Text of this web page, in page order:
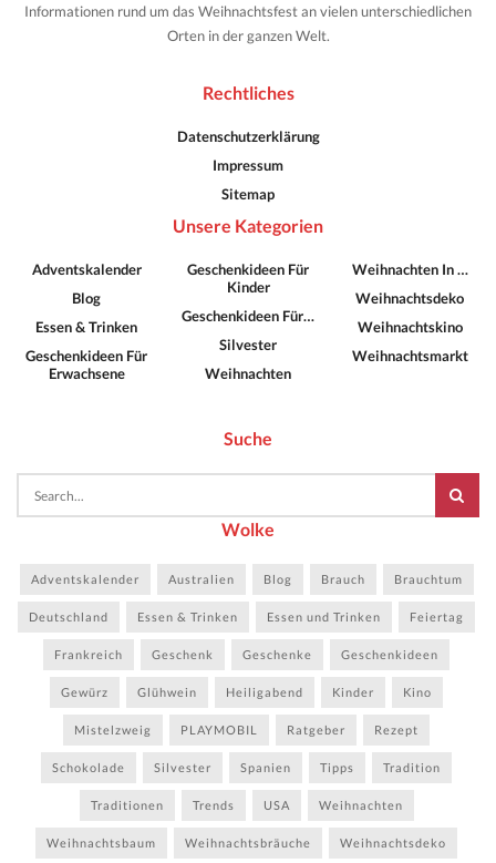
Informationen rund um das Weihnachtsfest an vielen unterschiedlichen
Orten in der ganzen Welt.
Rechtliches
Datenschutzerklärung
Impressum
Sitemap
Unsere Kategorien
Adventskalender
Blog
Essen & Trinken
Geschenkideen Für
Erwachsene
Geschenkideen Für
Kinder
Geschenkideen Für…
Silvester
Weihnachten
Weihnachten In …
Weihnachtsdeko
Weihnachtskino
Weihnachtsmarkt
Suche
Wolke
Adventskalender Australien Blog Brauch Brauchtum
Deutschland Essen & Trinken Essen und Trinken Feiertag
Frankreich Geschenk Geschenke Geschenkideen
Gewürz Glühwein Heiligabend Kinder Kino
Mistelzweig PLAYMOBIL Ratgeber Rezept
Schokolade Silvester Spanien Tipps Tradition
Traditionen Trends USA Weihnachten
Weihnachtsbaum Weihnachtsbräuche Weihnachtsdeko